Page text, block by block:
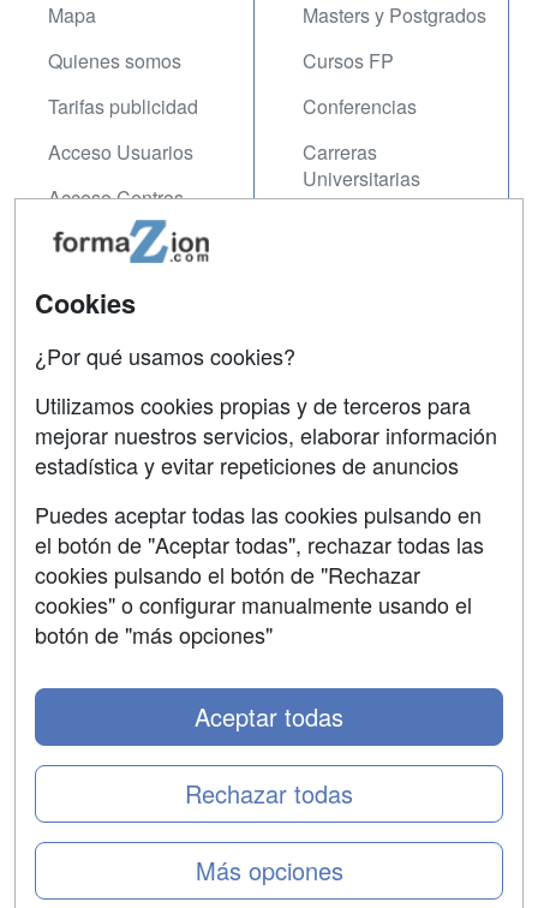
Mapa
Quienes somos
Tarifas publicidad
Acceso Usuarios
Acceso Centros
Masters y Postgrados
Cursos FP
Conferencias
Carreras
Universitarias
Contactar
Copyleft
Grupo formazion:
Copyright 2000-2026 Formazion Web, S.L. - Calle
Fermín Caballero, 62 - 28034 Madrid Tel: 91 533 70 78
Cookies
¿Por qué usamos cookies?
Utilizamos cookies propias y de terceros para
mejorar nuestros servicios, elaborar información
estadística y evitar repeticiones de anuncios
Puedes aceptar todas las cookies pulsando en
el botón de "Aceptar todas", rechazar todas las
cookies pulsando el botón de "Rechazar
cookies" o configurar manualmente usando el
botón de "más opciones"
Más opciones
Rechazar todas
Aceptar todas